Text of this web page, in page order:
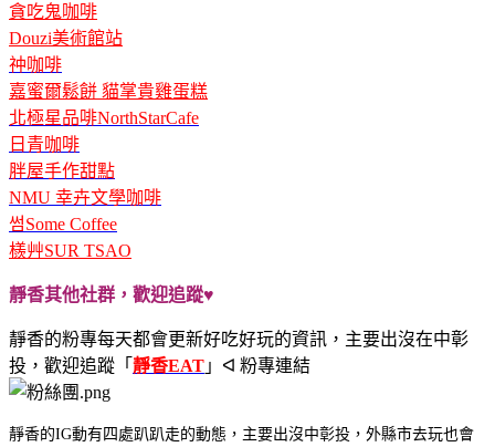
貪吃鬼咖啡
Douzi美術館站
祌咖啡
嘉蜜爾鬆餅 貓掌貴雞蛋糕
北極星品啡NorthStarCafe
日青咖啡
胖屋手作甜點
NMU 幸卉文學咖啡
썸Some Coffee
檨艸SUR TSAO
靜香其他社群，歡迎追蹤♥
靜香的粉專每天都會更新好吃好玩的資訊，主要出沒在中彰
投，歡迎追蹤 「 靜香EAT 」ᐊ 粉專連結
靜香的IG動有四處趴趴走的動態，主要出沒中彰投，外縣市去玩也會